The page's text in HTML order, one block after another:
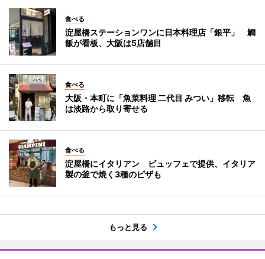
食べる
淀屋橋ステーションワンに日本料理店「銀平」 鯛
飯が看板、大阪は5店舗目
食べる
大阪・本町に「魚菜料理 二代目 みつい」移転 魚
は淡路から取り寄せる
食べる
淀屋橋にイタリアン ビュッフェで提供、イタリア
製の釜で焼く3種のピザも
もっと見る